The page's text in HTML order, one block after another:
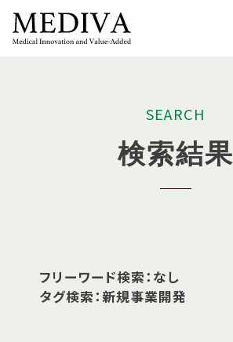
SEARCH
検索結果
フリーワード検索：なし
タグ検索：新規事業開発